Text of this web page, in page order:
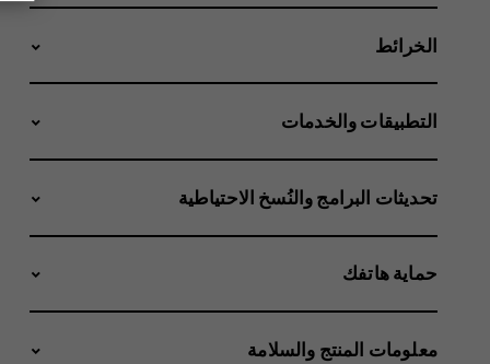
الخرائط
التطبيقات والخدمات
تحديثات البرامج والنُسخ الاحتياطية
حماية هاتفك
معلومات المنتج والسلامة